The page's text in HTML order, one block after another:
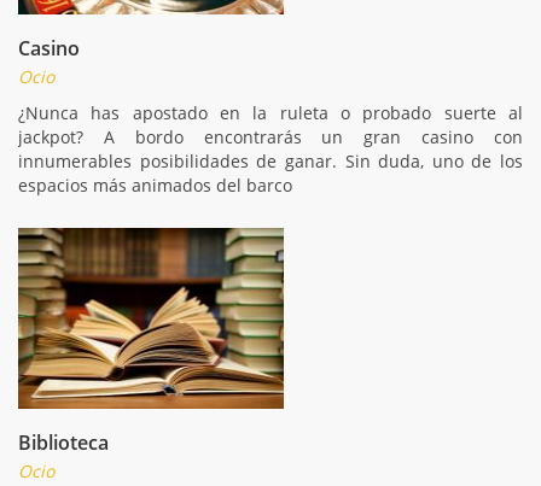
Casino
Ocio
¿Nunca has apostado en la ruleta o probado suerte al
jackpot? A bordo encontrarás un gran casino con
innumerables posibilidades de ganar. Sin duda, uno de los
espacios más animados del barco
Biblioteca
Ocio